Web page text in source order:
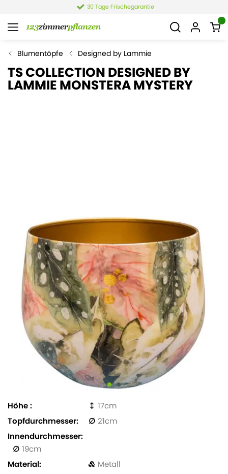
30 Tage Frischegarantie
Blumentöpfe Designed by Lammie
TS COLLECTION DESIGNED BY
LAMMIE MONSTERA MYSTERY
Höhe
17
Topfdurchmesser
21
Innendurchmesser
19
Material
Metall